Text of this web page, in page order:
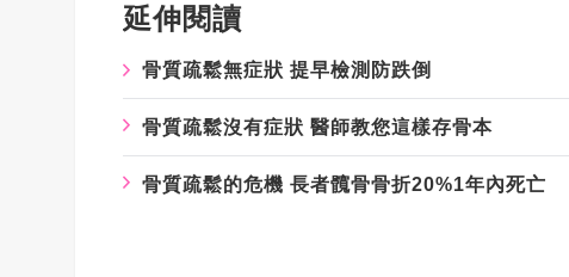
延伸閱讀
骨質疏鬆無症狀 提早檢測防跌倒
骨質疏鬆沒有症狀 醫師教您這樣存骨本
骨質疏鬆的危機 長者髖骨骨折20%1年內死亡